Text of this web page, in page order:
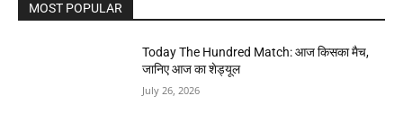
MOST POPULAR
Today The Hundred Match: आज किसका मैच,
जानिए आज का शेड्यूल
July 26, 2026